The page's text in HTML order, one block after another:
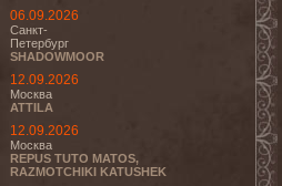
06.09.2026
Санкт-
Петербург
SHADOWMOOR
12.09.2026
Москва
ATTILA
12.09.2026
Москва
REPUS TUTO MATOS,
RAZMOTCHIKI KATUSHEK